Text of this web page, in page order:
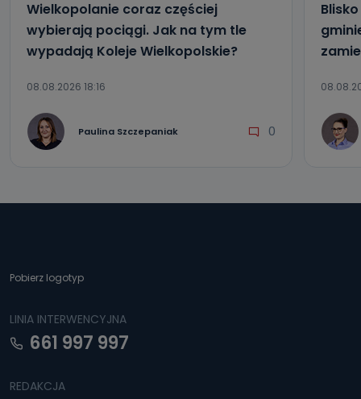
Wielkopolanie coraz częściej
wybierają pociągi. Jak na tym tle
wypadają Koleje Wielkopolskie?
08.08.2026 18:16
Paulina Szczepaniak 0
Pobierz logotyp
LINIA INTERWENCYJNA
661 997 997
REDAKCJA